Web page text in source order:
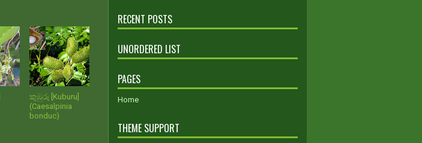
කුඹුරු [Kuburu]
(Caesalpinia
bonduc)
RECENT POSTS
UNORDERED LIST
PAGES
Home
THEME SUPPORT